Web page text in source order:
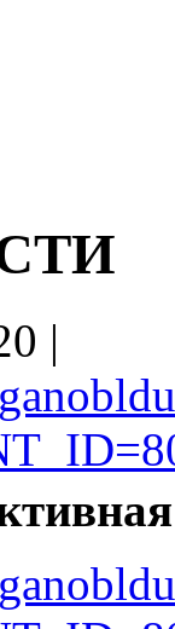
|